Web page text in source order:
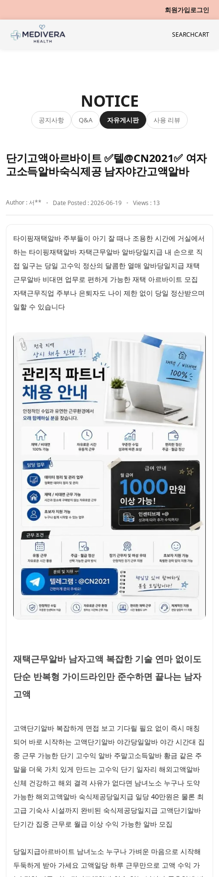
회원가입로그인
SEARCHCART
NOTICE
공지사항 Q&A 자유게시판 사용 리뷰
단기고액아르바이트 ✅텔@CN2021✅ 여자
고소득알바숙식제공 남자야간고액알바
Author : 서** Date Posted : 2026-06-19 Views : 13
타이핑재택알바 주부들이 아기 잘 때나 조용한 시간에 거실에서
하는 타이핑재택알바 자택근무알바 알바당일지급 내 손으로 직
접 일구는 당일 고수익 정산의 달콤한 열매 알바당일지급 재택
근무알바 비대면 업무로 편하게 가능한 재택 아르바이트 모집
자택근무직업 주부나 은퇴자도 나이 제한 없이 당일 정산받으며
일할 수 있습니다
재택근무알바 남자고액 복잡한 기술 연마 없이도
단순 반복형 가이드라인만 준수하면 끝나는 남자
고액
고액단기알바 복잡하게 면접 보고 기다릴 필요 없이 즉시 매칭
되어 바로 시작하는 고액단기알바 야간당일알바 야간 시간대 집
중 근무 가능한 단기 고수익 알바 주말고소득알바 황금 같은 주
말을 더욱 가치 있게 만드는 고수익 단기 일자리 해외고액알바
신체 건강하고 해외 결격 사유가 없다면 남녀노소 누구나 도약
가능한 해외고액알바 숙식제공당일지급 일당 40만원은 물론 최
고급 기숙사 시설까지 완비된 숙식제공당일지급 고액단기알바
단기간 집중 근무로 월급 이상 수익 가능한 알바 모집
당일지급아르바이트 남녀노소 누구나 가벼운 마음으로 시작해
두둑하게 받아 가세요 고액일당 하루 근무만으로 고액 수익 가